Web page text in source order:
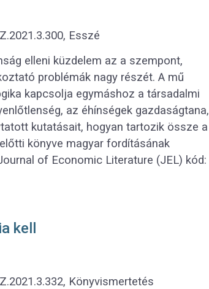
Esszé
elleni küzdelem az a szempont,
problémák nagy részét. A mű
kapcsolja egymáshoz a társadalmi
az éhínségek gazdaságtana,
kutatásait, hogyan tartozik össze a
könyve magyar fordításának
of Economic Literature (JEL) kód:
kell
Könyvismertetés